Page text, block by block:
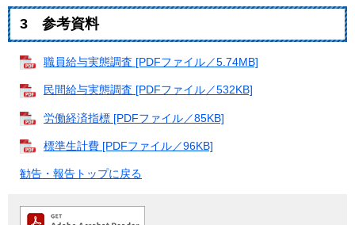
3 参考資料
職員給与実態調査 [PDFファイル／5.74MB]
民間給与実態調査 [PDFファイル／532KB]
労働経済指標 [PDFファイル／85KB]
標準生計費 [PDFファイル／96KB]
勧告・報告トップに戻る